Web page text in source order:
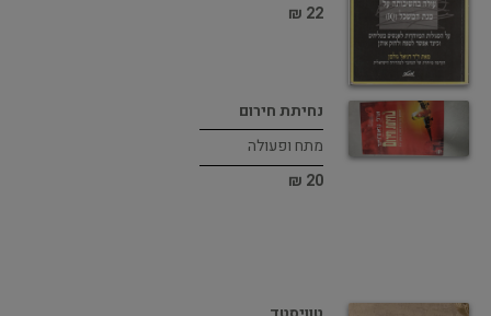
22 ₪
נחיתת חירום
מתח ופעולה
20 ₪